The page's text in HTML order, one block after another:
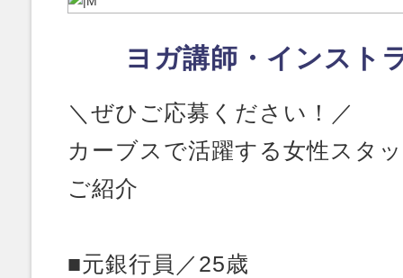
ヨガ講師・インスト
＼ぜひご応募ください！／
カーブスで活躍する女性スタ
ご紹介
■元銀行員／25歳